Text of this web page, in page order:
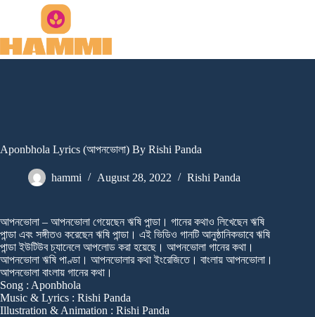
Aponbhola Lyrics (আপনভোলা) By Rishi Panda
hammi August 28, 2022 Rishi Panda
আপনভোলা – আপনভোলা গেয়েছেন ঋষি পান্ডা। গানের কথাও লিখেছেন ঋষি
পান্ডা এবং সঙ্গীতও করেছেন ঋষি পান্ডা। এই ভিডিও গানটি আনুষ্ঠানিকভাবে ঋষি
পান্ডা ইউটিউব চ্যানেলে আপলোড করা হয়েছে। আপনভোলা গানের কথা।
আপনভোলা ঋষি পাণ্ডা। আপনভোলার কথা ইংরেজিতে। বাংলায় আপনভোলা।
আপনভোলা বাংলায় গানের কথা।
Song : Aponbhola
Music & Lyrics : Rishi Panda
Illustration & Animation : Rishi Panda